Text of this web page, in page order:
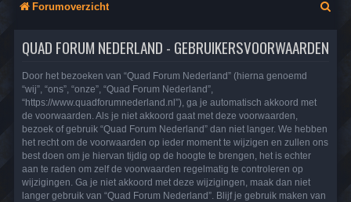
Forumoverzicht
QUAD FORUM NEDERLAND - GEBRUIKERSVOORWAARDEN
Door het bezoeken van “Quad Forum Nederland” (hierna genoemd
“wij”, “ons”, “onze”, “Quad Forum Nederland”,
“https://www.quadforumnederland.nl”), ga je automatisch akkoord met
de voorwaarden. Als je niet akkoord gaat met deze voorwaarden,
bezoek of gebruik “Quad Forum Nederland” dan niet langer. We hebben
het recht om de voorwaarden op ieder moment te wijzigen en zullen ons
best doen om je hiervan tijdig op de hoogte te brengen, het is echter
aan te raden om zelf de voorwaarden regelmatig te controleren op
wijzigingen. Ga je niet akkoord met deze wijzigingen, maak dan niet
langer gebruik van “Quad Forum Nederland”. Blijf je gebruik maken van